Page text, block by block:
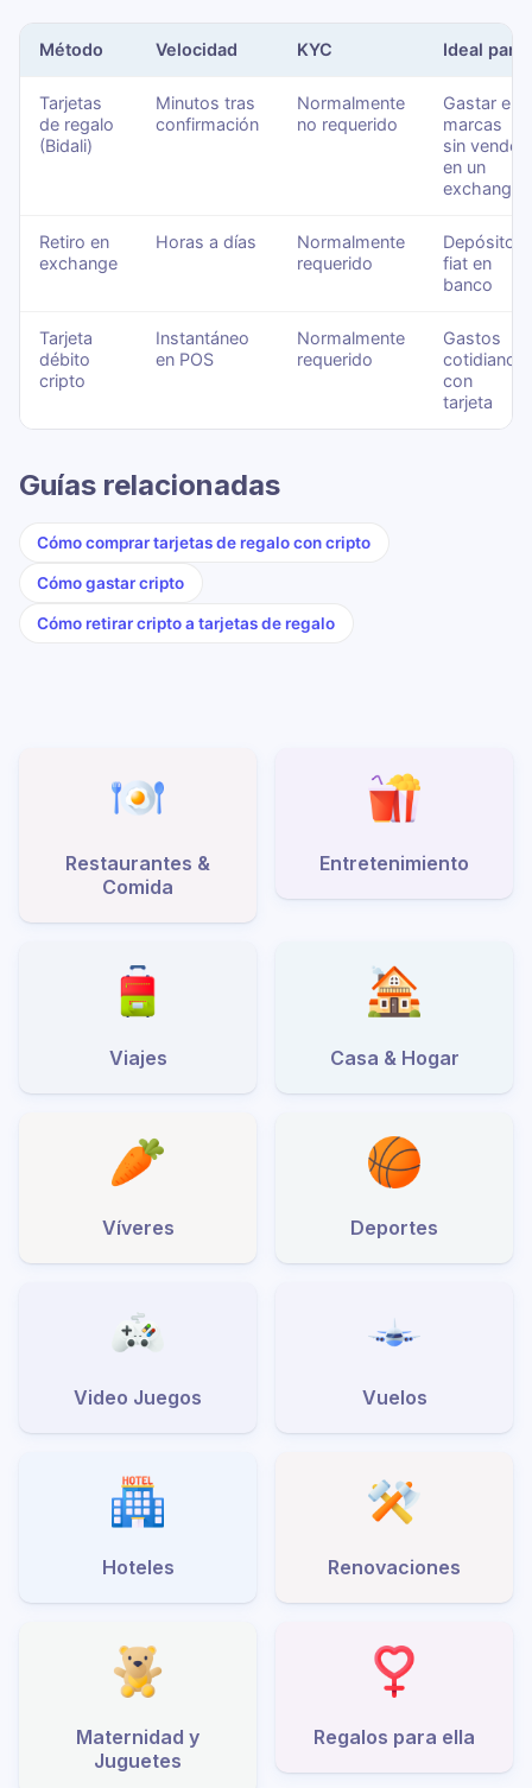
Método Velocidad KYC Ideal para
Tarjetas
de regalo
(Bidali)
Minutos tras
confirmación
Normalmente
no requerido
Gastar en
marcas
sin vender
en un
exchange
Retiro en
exchange
Horas a días
Normalmente
requerido
Depósitos
fiat en
banco
Tarjeta
débito
cripto
Instantáneo
en POS
Normalmente
requerido
Gastos
cotidianos
con
tarjeta
Guías relacionadas
Cómo comprar tarjetas de regalo con cripto
Cómo gastar cripto
Cómo retirar cripto a tarjetas de regalo
Restaurantes &
Comida
Entretenimiento
Viajes Casa & Hogar
Víveres Deportes
Video Juegos Vuelos
Hoteles Renovaciones
Maternidad y
Juguetes
Regalos para ella